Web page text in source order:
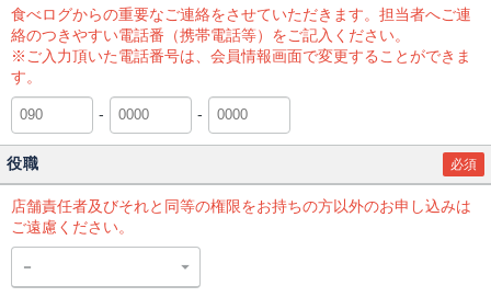
食べログからの重要なご連絡をさせていただきます。担当者へご連
絡のつきやすい電話番（携帯電話等）をご記入ください。
※ご入力頂いた電話番号は、会員情報画面で変更することができま
す。
- -
役職 必須
店舗責任者及びそれと同等の権限をお持ちの方以外のお申し込みは
ご遠慮ください。